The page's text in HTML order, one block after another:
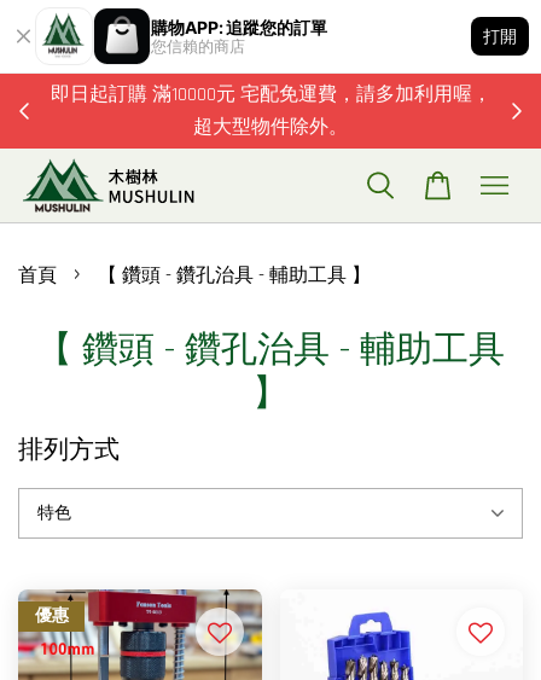
購物APP: 追蹤您的訂單
您信賴的商店
打開
即日起訂購 滿10000元 宅配免運費，請多加利用喔，
超大型物件除外。
首頁 › 【 鑽頭 - 鑽孔治具 - 輔助工具 】
【 鑽頭 - 鑽孔治具 - 輔助工具
】
排列方式
優惠